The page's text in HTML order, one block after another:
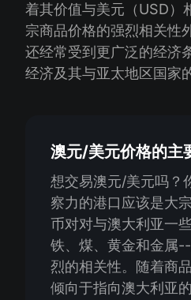
着其价值与美元（USD）
宗商品价格的强烈相关性
还经常受到更广泛的经济
经济及其与亚太地区国家
澳元/美元价格的主
想交易澳元/美元吗？
察力的港口应该是大
币对对与澳大利亚一
铁、煤、黄金和金属
烈的相关性。随着商
倾向于指向澳大利亚